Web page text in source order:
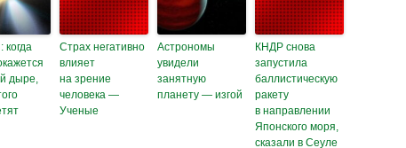
когда
дыре,
Страх негативно
влияет
на зрение
человека —
Ученые
Астрономы
увидели
занятную
планету — изгой
КНДР снова
запустила
баллистическую
ракету
в направлении
Японского моря,
сказали в Сеуле